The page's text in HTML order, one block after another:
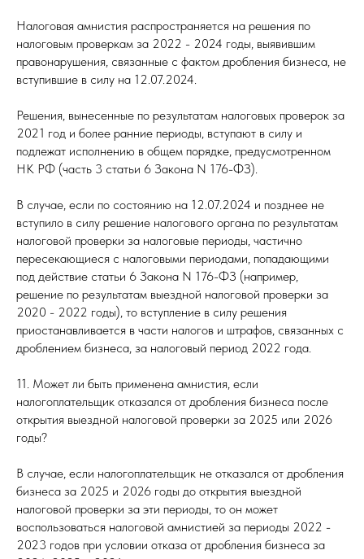
Налоговая амнистия распространяется на решения по
налоговым проверкам за 2022 - 2024 годы, выявившим
правонарушения, связанные с фактом дробления бизнеса, не
вступившие в силу на 12.07.2024.
Решения, вынесенные по результатам налоговых проверок за
2021 год и более ранние периоды, вступают в силу и
подлежат исполнению в общем порядке, предусмотренном
НК РФ (часть 3 статьи 6 Закона N 176-ФЗ).
В случае, если по состоянию на 12.07.2024 и позднее не
вступило в силу решение налогового органа по результатам
налоговой проверки за налоговые периоды, частично
пересекающиеся с налоговыми периодами, попадающими
под действие статьи 6 Закона N 176-ФЗ (например,
решение по результатам выездной налоговой проверки за
2020 - 2022 годы), то вступление в силу решения
приостанавливается в части налогов и штрафов, связанных с
дроблением бизнеса, за налоговый период 2022 года.
11. Может ли быть применена амнистия, если
налогоплательщик отказался от дробления бизнеса после
открытия выездной налоговой проверки за 2025 или 2026
годы?
В случае, если налогоплательщик не отказался от дробления
бизнеса за 2025 и 2026 годы до открытия выездной
налоговой проверки за эти периоды, то он может
воспользоваться налоговой амнистией за периоды 2022 -
2023 годов при условии отказа от дробления бизнеса за